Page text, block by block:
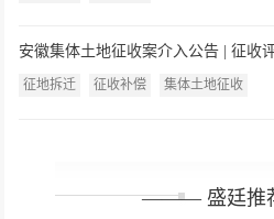
安徽集体土地征收案介入公告 | 征收
字就要亏钱拆迁？盛廷律师介入维权
征地拆迁 征收补偿 集体土地征收
——— 盛廷